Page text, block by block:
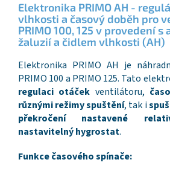
Elektronika PRIMO AH -
vlhkosti a časový doběh pro
PRIMO 100, 125 v provedení
žaluzií a čidlem vlhkosti (AH)
Elektronika PRIMO AH je
PRIMO 100 a PRIMO 125. Tato
regulaci otáček ventilátoru,
různými režimy spuštění, tak i
překročení nastavené
nastavitelný hygrostat.
Funkce časového spínače: